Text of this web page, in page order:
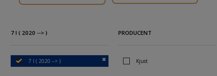
7 I ( 2020 --> )
7 I ( 2020 --> )
PRODUCENT
Kjust